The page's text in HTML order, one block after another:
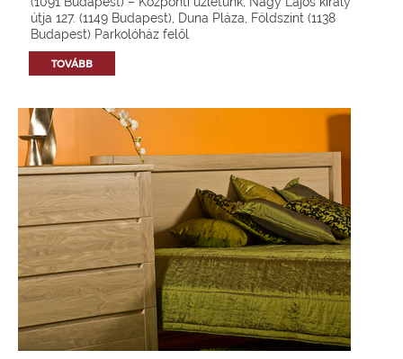
útja 127. (1149 Budapest), Duna Pláza, Földszint (1138
Budapest) Parkolóház felől
TOVÁBB